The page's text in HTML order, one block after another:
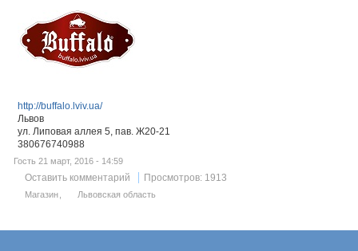
http://buffalo.lviv.ua/
Львов
ул. Липовая аллея 5, пав. Ж20-21
380676740988
Гость 21 март, 2016 - 14:59
Оставить комментарий Просмотров: 1913
Магазин Львовская область